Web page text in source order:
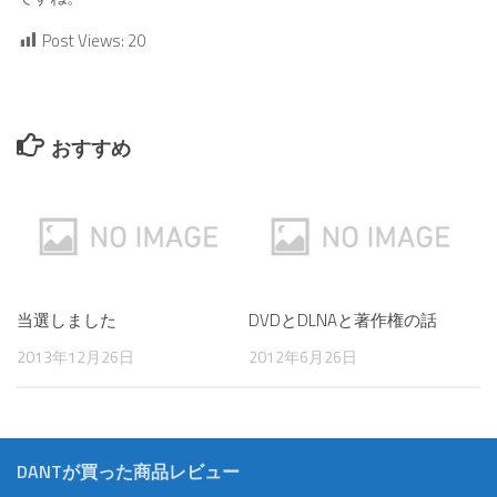
Post Views: 20
おすすめ
当選しました
2013年12月26日
DVDとDLNAと著作権の話
2012年6月26日
DANTが買った商品レビュー